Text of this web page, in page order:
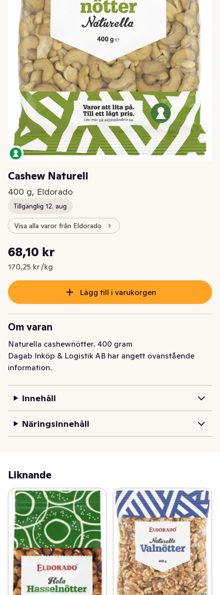
Cashew Naturell
400 g, Eldorado
Tillgänglig 12. aug
Visa alla varor från Eldorado
Nuvarande pris är: 68,10 kr
68,10 kr
170,25 kr /kg
Styckpris: 170,25 kr /kg
Lägg till i varukorgen
Om varan
Naturella cashewnötter. 400 gram
Dagab Inköp & Logistik AB har angett ovanstående
information.
Innehåll
Näringsinnehåll
Liknande